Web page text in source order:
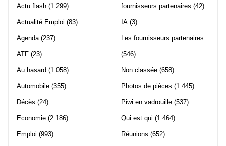
Actu flash (1 299)
Actualité Emploi (83)
Agenda(237)
ATF (23)
Au hasard (1 058)
Automobile (355)
Décès (24)
Economie (2 186)
Emploi (993)
fournisseurs partenaires (42)
IA (3)
Les fournisseurs partenaires
(546)
Non classée (658)
Photos de pièces (1 445)
Piwi en vadrouille (537)
Qui est qui (1 464)
Réunions (652)